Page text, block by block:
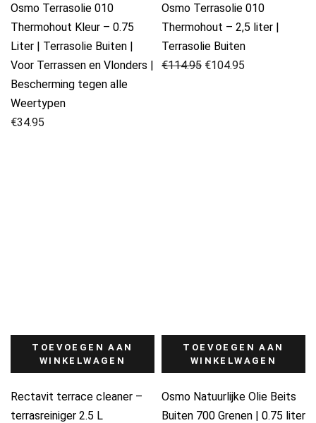
Osmo Terrasolie 010
Thermohout Kleur – 0.75
Liter | Terrasolie Buiten |
Voor Terrassen en Vlonders |
Bescherming tegen alle
Weertypen
€34.95
Osmo Terrasolie 010
Thermohout – 2,5 liter |
Terrasolie Buiten
€114.95
Oorspronkelijke
€104.95
Huidige
TOEVOEGEN AAN
WINKELWAGEN
Rectavit terrace cleaner –
terrasreiniger 2.5 L
TOEVOEGEN AAN
WINKELWAGEN
Osmo Natuurlijke Olie Beits
Buiten 700 Grenen | 0.75 liter